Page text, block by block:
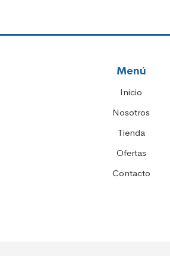
Menú
Inicio
Nosotros
Tienda
Ofertas
Contacto